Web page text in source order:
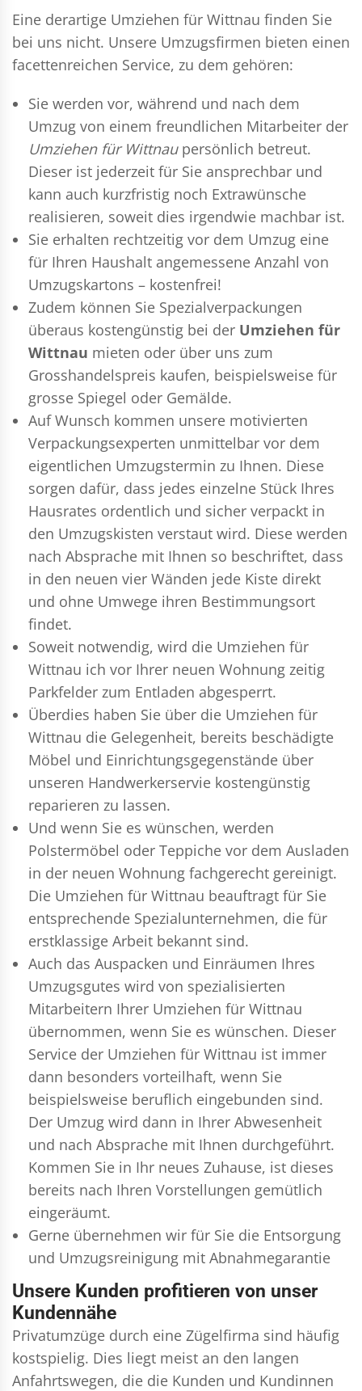
Eine derartige Umziehen für Wittnau finden Sie
bei uns nicht. Unsere Umzugsfirmen bieten einen
facettenreichen Service, zu dem gehören:
Sie werden vor, während und nach dem
Umzug von einem freundlichen Mitarbeiter der
Umziehen für Wittnaupersönlich betreut.
Dieser ist jederzeit für Sie ansprechbar und
kann auch kurzfristig noch Extrawünsche
realisieren, soweit dies irgendwie machbar ist.
Sie erhalten rechtzeitig vor dem Umzug eine
für Ihren Haushalt angemessene Anzahl von
Umzugskartons – kostenfrei!
Zudem können Sie Spezialverpackungen
überaus kostengünstig bei der Umziehen für
Wittnau mieten oder über uns zum
Grosshandelspreis kaufen, beispielsweise für
grosse Spiegel oder Gemälde.
Auf Wunsch kommen unsere motivierten
Verpackungsexperten unmittelbar vor dem
eigentlichen Umzugstermin zu Ihnen. Diese
sorgen dafür, dass jedes einzelne Stück Ihres
Hausrates ordentlich und sicher verpackt in
den Umzugskisten verstaut wird. Diese werden
nach Absprache mit Ihnen so beschriftet, dass
in den neuen vier Wänden jede Kiste direkt
und ohne Umwege ihren Bestimmungsort
findet.
Soweit notwendig, wird die Umziehen für
Wittnau ich vor Ihrer neuen Wohnung zeitig
Parkfelder zum Entladen abgesperrt.
Überdies haben Sie über die Umziehen für
Wittnau die Gelegenheit, bereits beschädigte
Möbel und Einrichtungsgegenstände über
unseren Handwerkerservie kostengünstig
reparieren zu lassen.
Und wenn Sie es wünschen, werden
Polstermöbel oder Teppiche vor dem Ausladen
in der neuen Wohnung fachgerecht gereinigt.
Die Umziehen für Wittnau beauftragt für Sie
entsprechende Spezialunternehmen, die für
erstklassige Arbeit bekannt sind.
Auch das Auspacken und Einräumen Ihres
Umzugsgutes wird von spezialisierten
Mitarbeitern Ihrer Umziehen für Wittnau
übernommen, wenn Sie es wünschen. Dieser
Service der Umziehen für Wittnau ist immer
dann besonders vorteilhaft, wenn Sie
beispielsweise beruflich eingebunden sind.
Der Umzug wird dann in Ihrer Abwesenheit
und nach Absprache mit Ihnen durchgeführt.
Kommen Sie in Ihr neues Zuhause, ist dieses
bereits nach Ihren Vorstellungen gemütlich
eingeräumt.
Gerne übernehmen wir für Sie die Entsorgung
und Umzugsreinigung mit Abnahmegarantie
Unsere Kunden profitieren von unser
Kundennähe
Privatumzüge durch eine Zügelfirma sind häufig
kostspielig. Dies liegt meist an den langen
Anfahrtswegen, die die Kunden und Kundinnen